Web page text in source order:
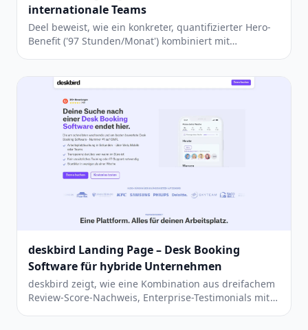
internationale Teams
Deel beweist, wie ein konkreter, quantifizierter Hero-
Benefit ('97 Stunden/Monat') kombiniert mit
deskbird Landing Page – Desk Booking
Software für hybride Unternehmen
deskbird zeigt, wie eine Kombination aus dreifachem
Review-Score-Nachweis, Enterprise-Testimonials mit